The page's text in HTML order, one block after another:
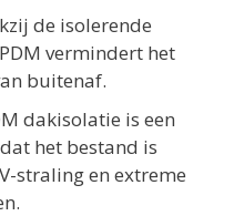
de isolerende
vermindert het
buitenaf.
dakisolatie is een
het bestand is
straling en extreme